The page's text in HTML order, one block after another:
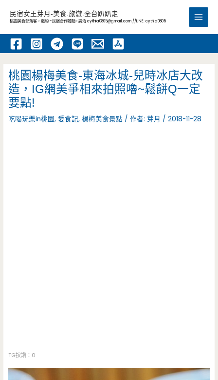
內
民宿女王芽月-美食.旅遊.全台趴趴走
桃園美食部落客，邀約 -民宿合作體驗~ 請洽cythia0805@gmail.com //LINE: cythia0805
Main
桃園楊梅美食-東海冰城-兒時冰店大改
造，IG網美爭相來拍照嚕~鬆餅Q一定
要點!
吃喝玩樂in桃園, 愛食記,楊梅美食景點 / 作者:芽月 /2018-11-28
TG按讚：0